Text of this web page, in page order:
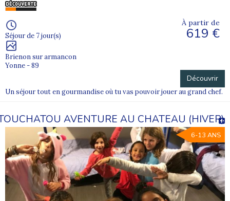
Séjour de 7 jour(s)
Brienon sur armancon
Yonne - 89
À partir de
619 €
Découvrir
Un séjour tout en gourmandise où tu vas pouvoir jouer au grand chef.
AVENTURE AU CHATEAU (HIVER)
6-13 ANS